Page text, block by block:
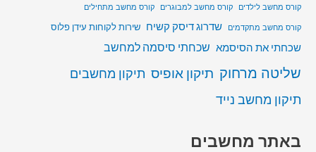
קורס מחשב לילדים
קורס מחשב למבוגרים
קורס מחשב מתחילים
קורס מחשב מתקדמים
שדרוג דיסק קשיח שירות לקוחות עידן פלוס
שכחתי את הסיסמא שכחתי סיסמה למחשב
שליטה מרחוק תיקון אופיס תיקון מחשבים
תיקון מחשב נייד
באתר מחשבים